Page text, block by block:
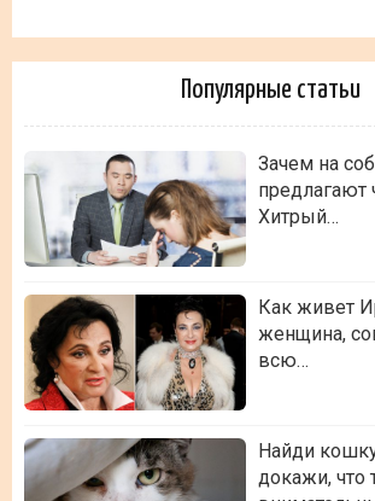
Популярные статьи
Зачем на
предлагают
Хитрый…
Как живет
женщина,
всю…
Найди
докажи,